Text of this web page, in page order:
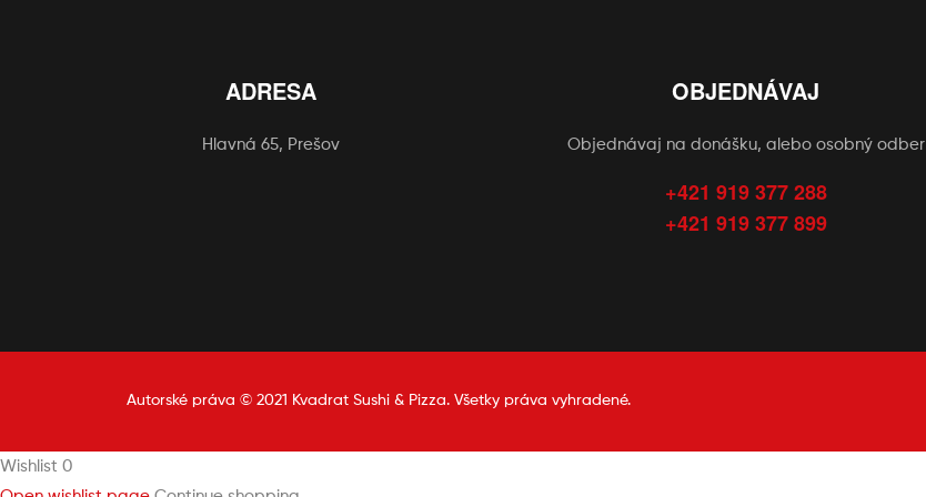
ADRESA
Hlavná 65, Prešov
OBJEDNÁVAJ
Objednávaj na donášku, alebo osobný odber
+421 919 377 288
+421 919 377 899
Autorské práva © 2021 Kvadrat Sushi & Pizza. Všetky práva vyhradené.
Wishlist 0